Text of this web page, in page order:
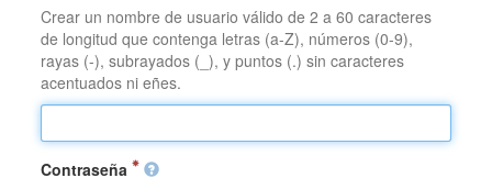
Crear un nombre de usuario válido de 2 a 60 caracteres
de longitud que contenga letras (a-Z), números (0-9),
rayas (-), subrayados (_), y puntos (.) sin caracteres
acentuados ni eñes.
Contraseña